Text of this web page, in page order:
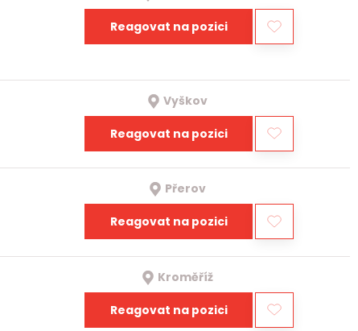
Reagovat na pozici
Vyškov
Reagovat na pozici
Přerov
Reagovat na pozici
Kroměříž
Reagovat na pozici